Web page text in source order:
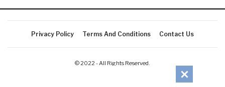
Privacy Policy Terms And Conditions Contact Us
© 2022 - All Rights Reserved.